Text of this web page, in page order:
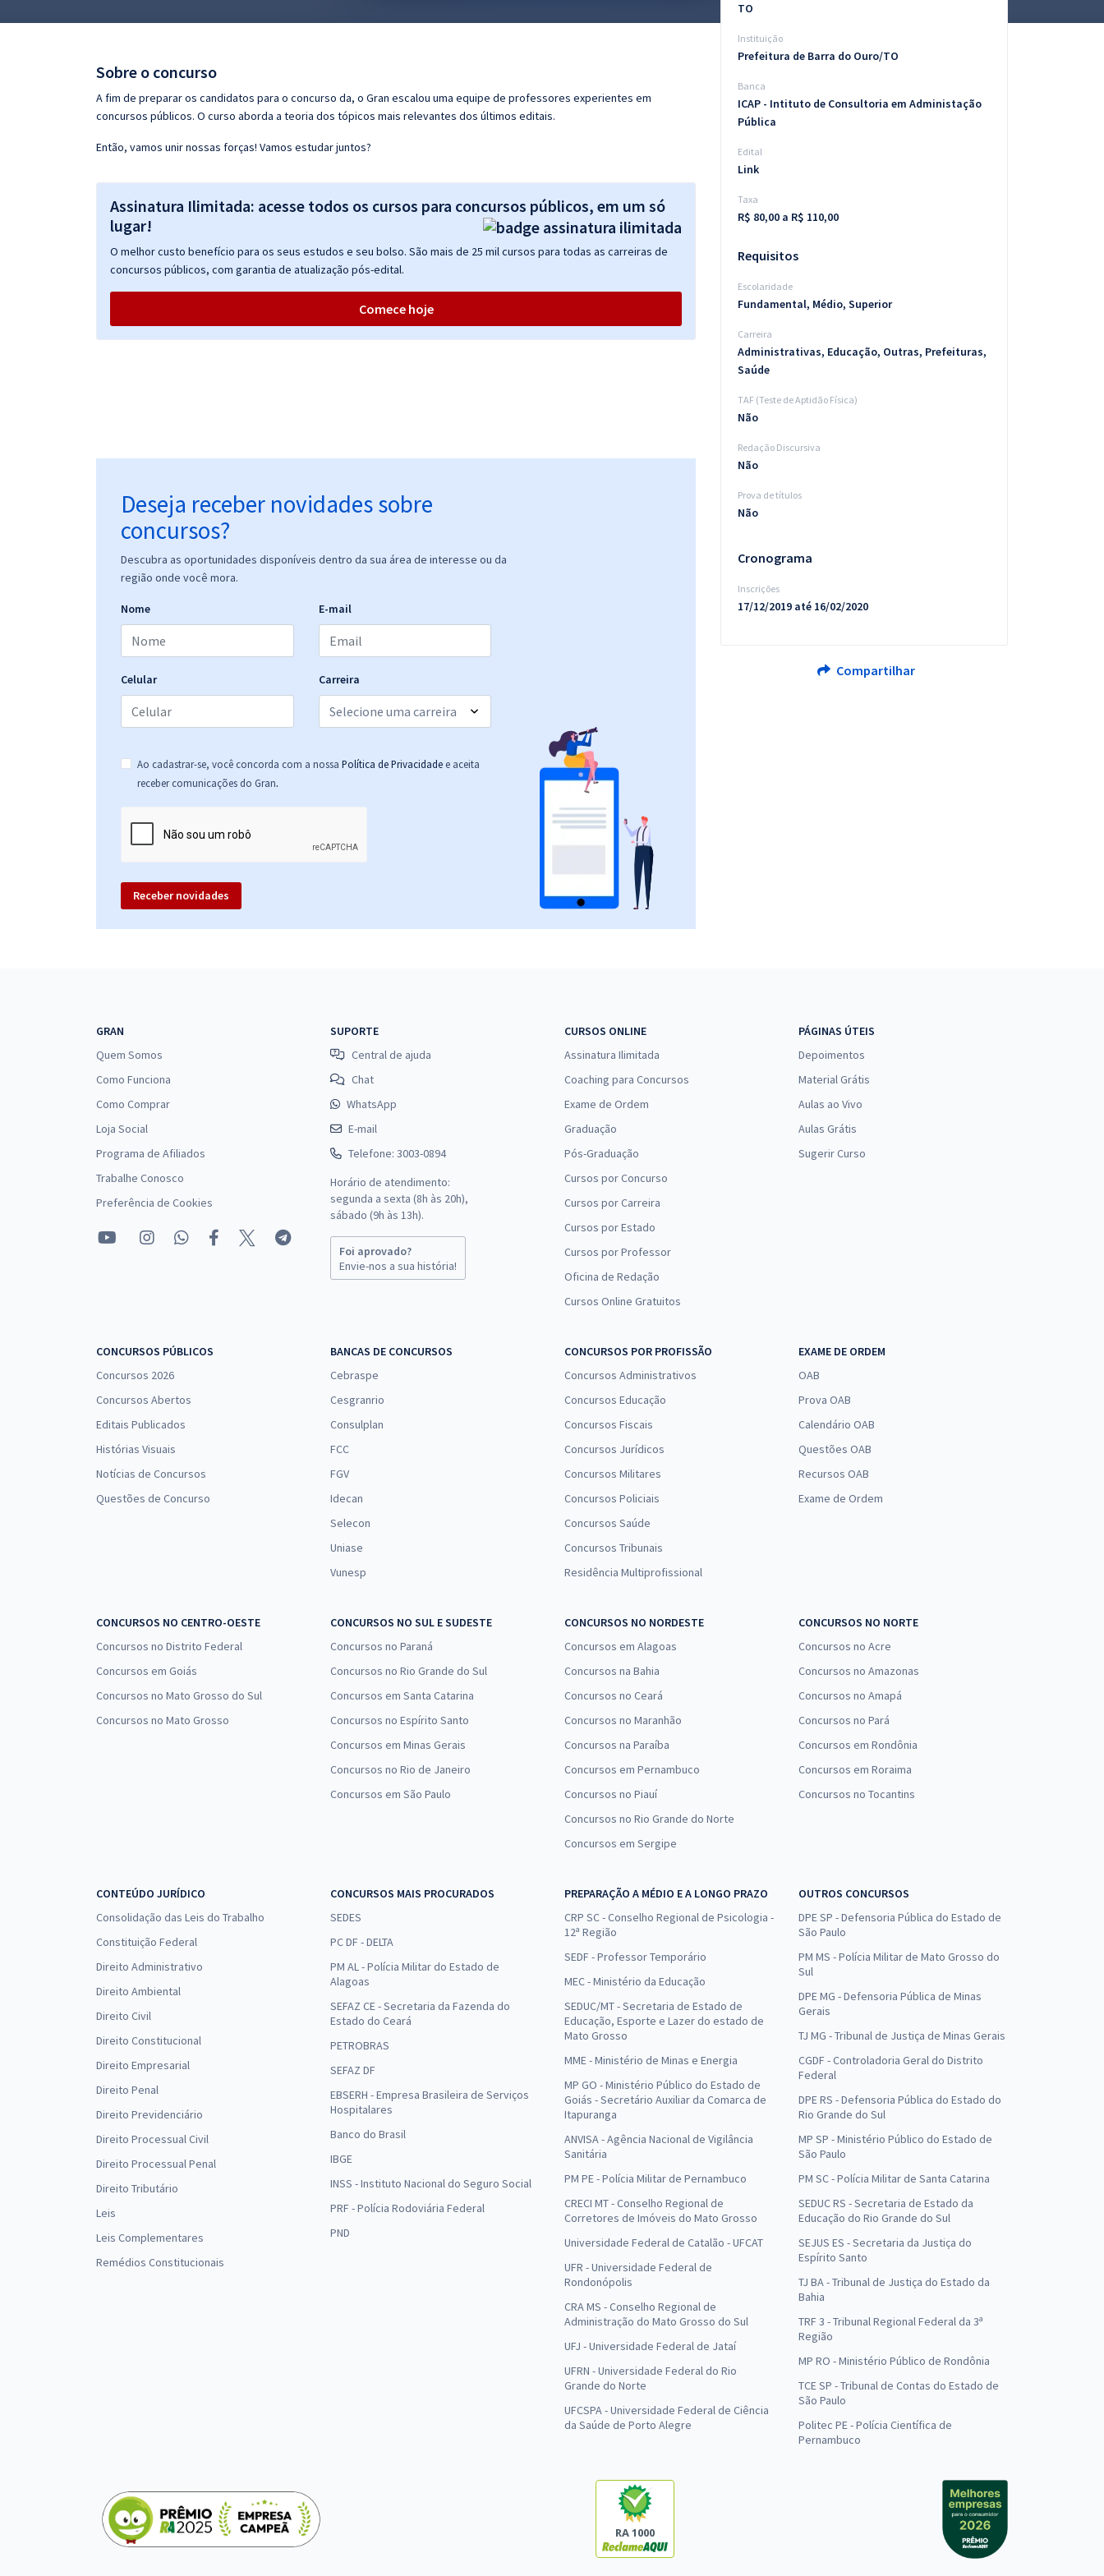
Conteúdo gratuito
Sobre o concurso
A fim de preparar os candidatos para o concurso da, o Gran escalou uma equipe de professores experientes em
concursos públicos. O curso aborda a teoria dos tópicos mais relevantes dos últimos editais.
Então, vamos unir nossas forças! Vamos estudar juntos?
Assinatura Ilimitada: acesse todos os cursos para concursos públicos, em um só
lugar!
O melhor custo benefício para os seus estudos e seu bolso. São mais de 25 mil cursos para todas as carreiras de
concursos públicos, com garantia de atualização pós-edital.
Comece hoje
Deseja receber novidades sobre
concursos?
Descubra as oportunidades disponíveis dentro da sua área de interesse ou da
região onde você mora.
Nome E-mail
Celular Carreira
Ao cadastrar-se, você concorda com a nossa Política de Privacidade e aceita
receber comunicações do Gran.
Receber novidades
TO
Instituição
Prefeitura de Barra do Ouro/TO
Banca
ICAP - Intituto de Consultoria em Administação
Pública
Edital
Link
Taxa
R$ 80,00 a R$ 110,00
Requisitos
Escolaridade
Fundamental, Médio, Superior
Carreira
Administrativas, Educação, Outras, Prefeituras,
Saúde
TAF (Teste de Aptidão Física)
Não
Redação Discursiva
Não
Prova de títulos
Não
Cronograma
Inscrições
17/12/2019 até 16/02/2020
Compartilhar
GRAN
Quem Somos
Como Funciona
Como Comprar
Loja Social
Programa de Afiliados
Trabalhe Conosco
Preferência de Cookies
SUPORTE
Central de ajuda
Chat
WhatsApp
E-mail
Telefone: 3003-0894
Horário de atendimento:
segunda a sexta (8h às 20h),
sábado (9h às 13h).
Foi aprovado?
Envie-nos a sua história!
CURSOS ONLINE
Assinatura Ilimitada
Coaching para Concursos
Exame de Ordem
Graduação
Pós-Graduação
Cursos por Concurso
Cursos por Carreira
Cursos por Estado
Cursos por Professor
Oficina de Redação
Cursos Online Gratuitos
PÁGINAS ÚTEIS
Depoimentos
Material Grátis
Aulas ao Vivo
Aulas Grátis
Sugerir Curso
CONCURSOS PÚBLICOS
Concursos 2026
Concursos Abertos
Editais Publicados
Histórias Visuais
Notícias de Concursos
Questões de Concurso
BANCAS DE CONCURSOS
Cebraspe
Cesgranrio
Consulplan
FCC
FGV
Idecan
Selecon
Uniase
Vunesp
CONCURSOS POR PROFISSÃO
Concursos Administrativos
Concursos Educação
Concursos Fiscais
Concursos Jurídicos
Concursos Militares
Concursos Policiais
Concursos Saúde
Concursos Tribunais
Residência Multiprofissional
EXAME DE ORDEM
OAB
Prova OAB
Calendário OAB
Questões OAB
Recursos OAB
Exame de Ordem
CONCURSOS NO CENTRO-OESTE
Concursos no Distrito Federal
Concursos em Goiás
Concursos no Mato Grosso do Sul
Concursos no Mato Grosso
CONCURSOS NO SUL E SUDESTE
Concursos no Paraná
Concursos no Rio Grande do Sul
Concursos em Santa Catarina
Concursos no Espírito Santo
Concursos em Minas Gerais
Concursos no Rio de Janeiro
Concursos em São Paulo
CONCURSOS NO NORDESTE
Concursos em Alagoas
Concursos na Bahia
Concursos no Ceará
Concursos no Maranhão
Concursos na Paraíba
Concursos em Pernambuco
Concursos no Piauí
Concursos no Rio Grande do Norte
Concursos em Sergipe
CONCURSOS NO NORTE
Concursos no Acre
Concursos no Amazonas
Concursos no Amapá
Concursos no Pará
Concursos em Rondônia
Concursos em Roraima
Concursos no Tocantins
CONTEÚDO JURÍDICO
Consolidação das Leis do Trabalho
Constituição Federal
Direito Administrativo
Direito Ambiental
Direito Civil
Direito Constitucional
Direito Empresarial
Direito Penal
Direito Previdenciário
Direito Processual Civil
Direito Processual Penal
Direito Tributário
Leis
Leis Complementares
Remédios Constitucionais
CONCURSOS MAIS PROCURADOS
SEDES
PC DF - DELTA
PM AL - Polícia Militar do Estado de
Alagoas
SEFAZ CE - Secretaria da Fazenda do
Estado do Ceará
PETROBRAS
SEFAZ DF
EBSERH - Empresa Brasileira de Serviços
Hospitalares
Banco do Brasil
IBGE
INSS - Instituto Nacional do Seguro Social
PRF - Polícia Rodoviária Federal
PND
PREPARAÇÃO A MÉDIO E A LONGO PRAZO
CRP SC - Conselho Regional de Psicologia -
12ª Região
SEDF - Professor Temporário
MEC - Ministério da Educação
SEDUC/MT - Secretaria de Estado de
Educação, Esporte e Lazer do estado de
Mato Grosso
MME - Ministério de Minas e Energia
MP GO - Ministério Público do Estado de
Goiás - Secretário Auxiliar da Comarca de
Itapuranga
ANVISA - Agência Nacional de Vigilância
Sanitária
PM PE - Polícia Militar de Pernambuco
CRECI MT - Conselho Regional de
Corretores de Imóveis do Mato Grosso
Universidade Federal de Catalão - UFCAT
UFR - Universidade Federal de
Rondonópolis
CRA MS - Conselho Regional de
Administração do Mato Grosso do Sul
UFJ - Universidade Federal de Jataí
UFRN - Universidade Federal do Rio
Grande do Norte
UFCSPA - Universidade Federal de Ciência
da Saúde de Porto Alegre
OUTROS CONCURSOS
DPE SP - Defensoria Pública do Estado de
São Paulo
PM MS - Polícia Militar de Mato Grosso do
Sul
DPE MG - Defensoria Pública de Minas
Gerais
TJ MG - Tribunal de Justiça de Minas Gerais
CGDF - Controladoria Geral do Distrito
Federal
DPE RS - Defensoria Pública do Estado do
Rio Grande do Sul
MP SP - Ministério Público do Estado de
São Paulo
PM SC - Polícia Militar de Santa Catarina
SEDUC RS - Secretaria de Estado da
Educação do Rio Grande do Sul
SEJUS ES - Secretaria da Justiça do
Espírito Santo
TJ BA - Tribunal de Justiça do Estado da
Bahia
TRF 3 - Tribunal Regional Federal da 3ª
Região
MP RO - Ministério Público de Rondônia
TCE SP - Tribunal de Contas do Estado de
São Paulo
Politec PE - Polícia Científica de
Pernambuco
RA 1000